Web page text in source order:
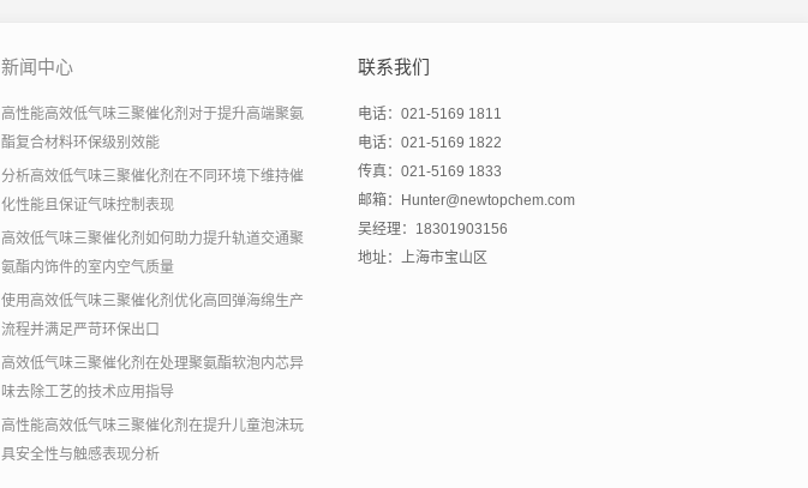
新闻中心
高性能高效低气味三聚催化剂对于提升高端聚氨
酯复合材料环保级别效能
分析高效低气味三聚催化剂在不同环境下维持催
化性能且保证气味控制表现
高效低气味三聚催化剂如何助力提升轨道交通聚
氨酯内饰件的室内空气质量
使用高效低气味三聚催化剂优化高回弹海绵生产
流程并满足严苛环保出口
高效低气味三聚催化剂在处理聚氨酯软泡内芯异
味去除工艺的技术应用指导
高性能高效低气味三聚催化剂在提升儿童泡沫玩
具安全性与触感表现分析
联系我们
电话：021-5169 1811
电话：021-5169 1822
传真：021-5169 1833
邮箱：Hunter@newtopchem.com
吴经理：18301903156
地址：上海市宝山区